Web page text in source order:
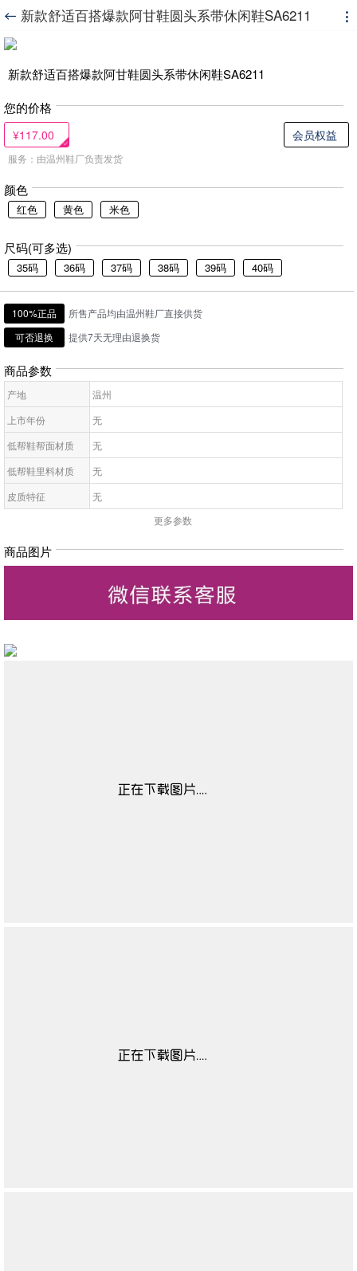
 新款舒适百搭爆款阿甘鞋圆头系带休闲鞋SA6211 
新款舒适百搭爆款阿甘鞋圆头系带休闲鞋SA6211
您的价格
¥117.00 会员权益
服务：由温州鞋厂负责发货
颜色
红色 黄色 米色
尺码(可多选)
35码 36码 37码 38码 39码 40码
100%正品
所售产品均由温州鞋厂直接供货
可否退换
提供7天无理由退换货
商品参数
产地
温州
上市年份
无
低帮鞋帮面材质
无
低帮鞋里料材质
无
皮质特征
无
低帮鞋开口深度
无
低帮鞋跟款式
无
低帮鞋闭合方式
更多参数
商品图片